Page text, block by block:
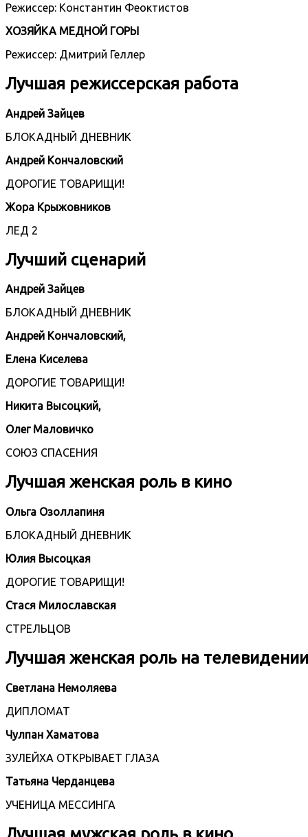
Режиссер: Константин Феоктистов
ХОЗЯЙКА МЕДНОЙ ГОРЫ
Режиссер: Дмитрий Геллер
Лучшая режиссерская работа
Андрей Зайцев
БЛОКАДНЫЙ ДНЕВНИК
Андрей Кончаловский
ДОРОГИЕ ТОВАРИЩИ!
Жора Крыжовников
ЛЕД 2
Лучший сценарий
Андрей Зайцев
БЛОКАДНЫЙ ДНЕВНИК
Андрей Кончаловский,
Елена Киселева
ДОРОГИЕ ТОВАРИЩИ!
Никита Высоцкий,
Олег Маловичко
СОЮЗ СПАСЕНИЯ
Лучшая женская роль в кино
Ольга Озоллапиня
БЛОКАДНЫЙ ДНЕВНИК
Юлия Высоцкая
ДОРОГИЕ ТОВАРИЩИ!
Стася Милославская
СТРЕЛЬЦОВ
Лучшая женская роль на телевидении
Светлана Немоляева
ДИПЛОМАТ
Чулпан Хаматова
ЗУЛЕЙХА ОТКРЫВАЕТ ГЛАЗА
Татьяна Черданцева
УЧЕНИЦА МЕССИНГА